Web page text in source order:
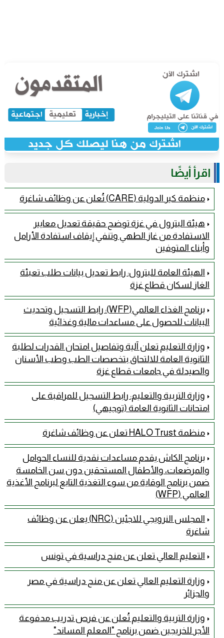
اقرأ أيضًا
منظمة كير الدولية (CARE) تُعلن عن وظائف شاغرة
هيئة البترول في غزة توضح حقيقة تعديل معايير
الاستفادة من غاز الطهي وتنفي إيقاف استفادة الأرامل
وأبناء المتوفين
الهيئة العامة للبترول: رابط تعديل بيانات طلب تعبئة
الغاز لسكان قطاع غزة
برنامج الغذاء العالمي(WFP): رابط التسجيل وتحديث
البيانات للحصول على مساعدات مالية وغذائية
وزارة التعليم تعلن آلية وتفاصيل امتحان القدرات لطلبة
الثانوية العامة للالتحاق بتخصصات الطب وطب الأسنان
والصيدلة في جامعات قطاع غزة
وزارة التربية والتعليم: رابط التسجيل للمراقبة على
امتحانات الثانوية العامة (توجيهي)
منظمة HALO Trust تعلن عن وظائف شاغرة
برنامج الكاش يقدم مساعدات نقدية للنساء الحوامل
والمرضعات، والأطفال المستحقين دون سن الخامسة
ضمن برنامج الوقاية من سوء التغذية التابع لبرنامج الأغذية
العالمي (WFP)
المجلس النرويجي للاجئين (NRC) يعلن عن وظائف
شاغرة
التعليم العالي تعلن عن منح دراسية في تونس
وزارة التعليم العالي تعلن عن منح دراسية في مصر
والجزائر
وزارة التربية والتعليم تُعلن عن فرص تدريب مدفوعة
الأجر للخريجين ضمن برنامج "المعلم المساند"